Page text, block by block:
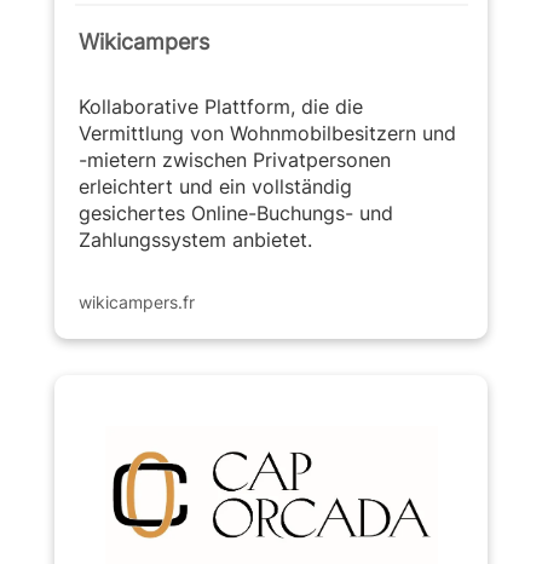
wikicampers.fr
Wikicampers
Kollaborative Plattform, die die
Vermittlung von Wohnmobilbesitzern und
-mietern zwischen Privatpersonen
erleichtert und ein vollständig
gesichertes Online-Buchungs- und
Zahlungssystem anbietet.